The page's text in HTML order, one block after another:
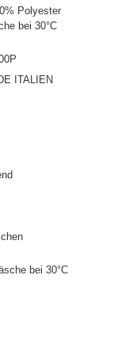
Polyester
bei 30°C
ITALIEN
bei 30°C